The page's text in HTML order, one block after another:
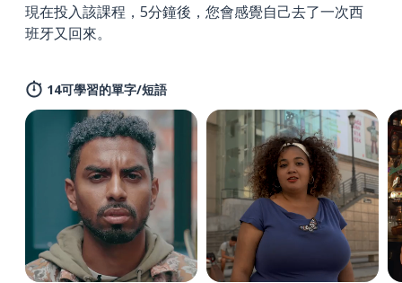
現在投入該課程，5分鐘後，您會感覺自己去了一次西
班牙又回來。
14可學習的單字/短語